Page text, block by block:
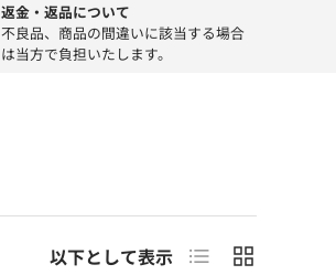
返金・返品について
不良品、商品の間違いに該当する場合
は当方で負担いたします。
以下として表示 リストグリッド